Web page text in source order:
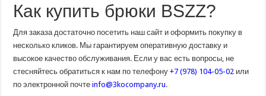
Как купить брюки BSZZ?
Для заказа достаточно посетить наш сайт и оформить покупку в
несколько кликов. Мы гарантируем оперативную доставку и
высокое качество обслуживания. Если у вас есть вопросы, не
стесняйтесь обратиться к нам по телефону+7 (978) 104-05-02 или
по электронной почтеinfo@3kocompany.ru.